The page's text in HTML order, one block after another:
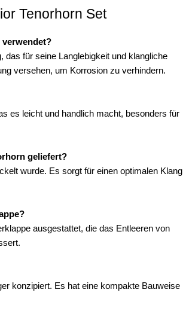
Tenorhorn Set
verwendet?
für seine Langlebigkeit und klangliche
versehen, um Korrosion zu verhindern.
es leicht und handlich macht, besonders für
geliefert?
wurde. Es sorgt für einen optimalen Klang
ausgestattet, die das Entleeren von
konzipiert. Es hat eine kompakte Bauweise